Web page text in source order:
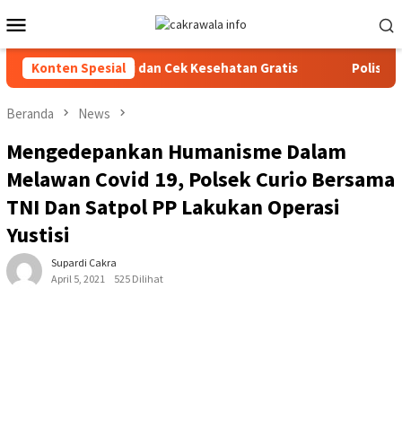
ke
kontenMobile
Konten Spesial
Terintegrasi dan Cek Kesehatan Gratis Polisi Ungkap
Beranda News
Mengedepankan Humanisme Dalam
Melawan Covid 19, Polsek Curio Bersama
TNI Dan Satpol PP Lakukan Operasi
Yustisi
Supardi Cakra
April 5, 2021
525 Dilihat